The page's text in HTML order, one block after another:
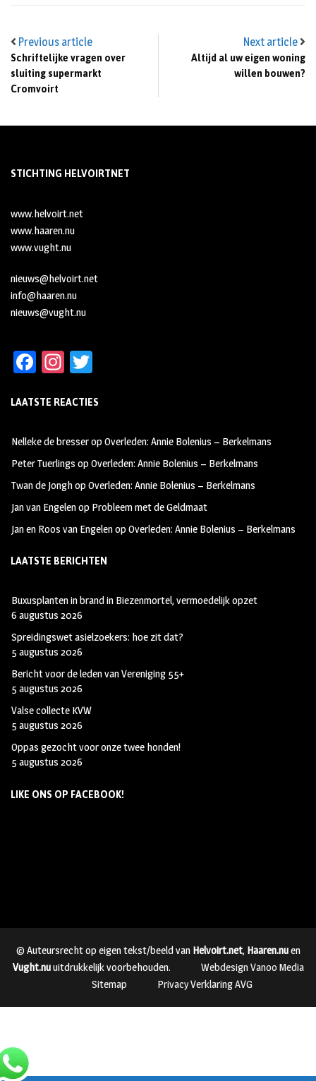
Previous article
Schriftelijke vragen over
sluiting supermarkt
Cromvoirt
Next article
Altijd al uw eigen woning
willen bouwen?
STICHTING HELVOIRTNET
www.helvoirt.net
www.haaren.nu
www.vught.nu
nieuws@helvoirt.net
info@haaren.nu
nieuws@vught.nu
Fa
b
oo
k
In
ag
m
tt
LAATSTE REACTIES
Nelleke de bresseropOverleden: Annie Bolenius – Berkelmans
Peter Tuerlings opOverleden: Annie Bolenius – Berkelmans
Twan de JonghopOverleden: Annie Bolenius – Berkelmans
Jan van Engelenop Probleem met de Geldmaat
Jan en Roos van EngelenopOverleden: Annie Bolenius – Berkelmans
LAATSTE BERICHTEN
Buxusplanten in brand in Biezenmortel, vermoedelijk opzet
6 augustus 2026
Spreidingswet asielzoekers: hoe zit dat?
5 augustus 2026
Bericht voor de leden van Vereniging 55+
5 augustus 2026
Valse collecte KVW
5 augustus 2026
Oppas gezocht voor onze twee honden!
5 augustus 2026
LIKE ONS OP FACEBOOK!
© Auteursrecht op eigen tekst/beeld van Helvoirt.net, Haaren.nuen
Vught.nuuitdrukkelijk voorbehouden.
Webdesign Vanoo Media
Sitemap
Privacy Verklaring AVG